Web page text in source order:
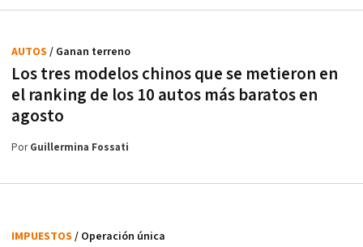
Los tres modelos chinos que se metieron en
el ranking de los 10 autos más baratos en
agosto
AUTOS / Ganan terreno
PorGuillermina Fossati
IMPUESTOS / Operación única